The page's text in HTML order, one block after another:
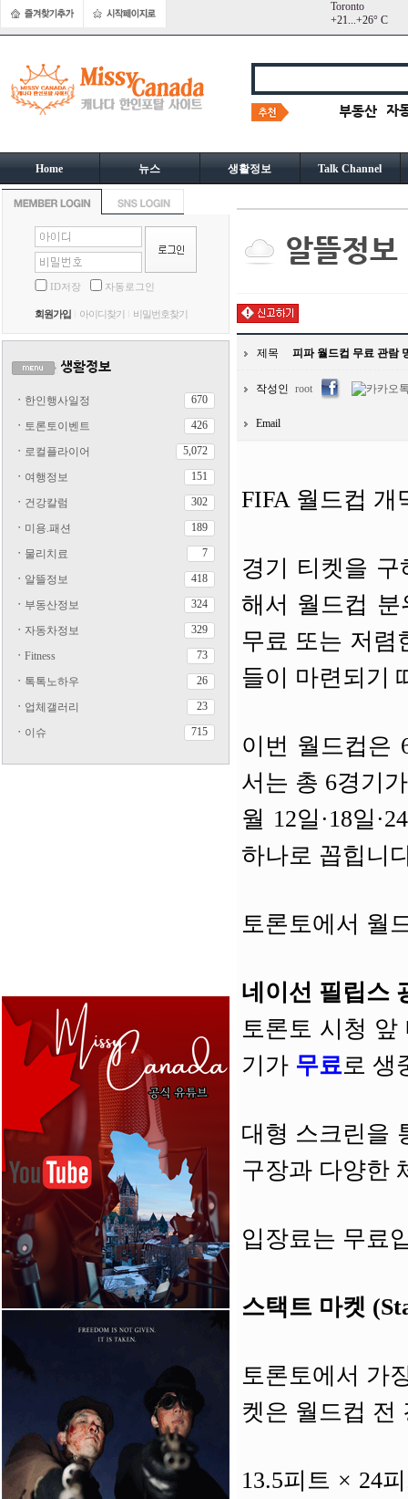
Toronto
+21...+26° C
Home 뉴스 생활정보 Talk Channel
ID저장 자동로그인
회원가입 아이디찾기 비밀번호찾기
ㆍ 한인행사일정 670
ㆍ 토론토이벤트 426
ㆍ 로컬플라이어 5,072
ㆍ 여행정보 151
ㆍ 건강칼럼 302
ㆍ 미용.패션 189
ㆍ 물리치료 7
ㆍ 알뜰정보 418
ㆍ 부동산정보 324
ㆍ 자동차정보 329
ㆍ Fitness 73
ㆍ 톡톡노하우 26
ㆍ 업체갤러리 23
ㆍ 이슈 715
제목 피파 월드컵 무료 관람
작성인 root
Email
FIFA 월드컵 개
경기 티켓을
해서 월드컵
무료 또는 저렴
들이 마련되기
이번 월드컵은
서는 총 6경기
월 12일·18일
하나로 꼽힙니
토론토에서 월
네이선 필립스
토론토 시청 앞
기가 무료로 생
대형 스크린을
구장과 다양한
입장료는 무료
스택트 마켓
토론토에서 가
켓은 월드컵 전
13.5피트 × 24